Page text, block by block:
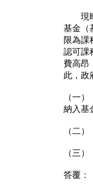
現時
基金（
限為課
認可課
費高昂
此，政
（一
納入基
（二
（三
答覆：